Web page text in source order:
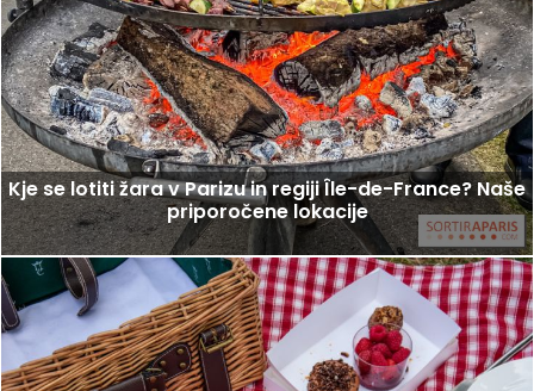
Kje se lotiti žara v Parizu in regiji Île-de-France? Naše
priporočene lokacije